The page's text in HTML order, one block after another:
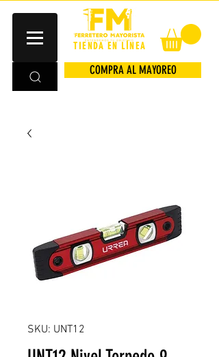
TIENDA EN LÍNEA
COMPRA AL MAYOREO
SKU: UNT12